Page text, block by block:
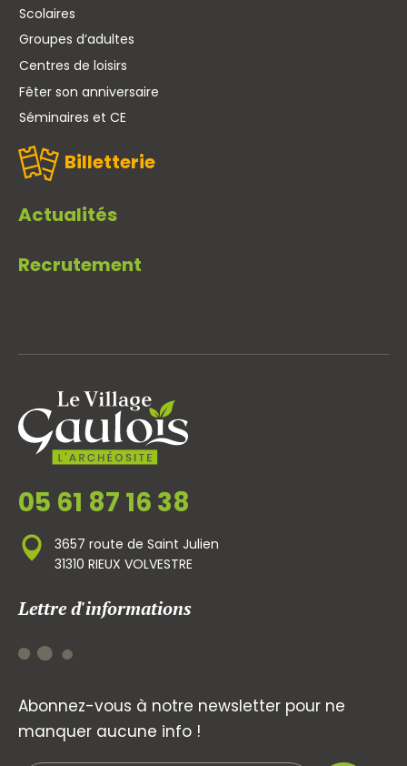
Scolaires
Groupes d’adultes
Centres de loisirs
Fêter son anniversaire
Séminaires et CE
Billetterie
Actualités
Recrutement
05 61 87 16 38
3657 route de Saint Julien
31310 RIEUX VOLVESTRE
Lettre d'informations
Abonnez-vous à notre newsletter pour ne
manquer aucune info !